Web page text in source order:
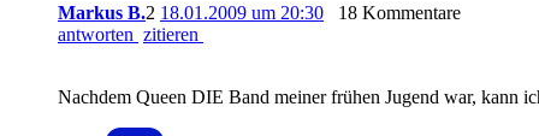
Markus B.2 18.01.2009 um 20:30
18 Kommentare
antworten zitieren
Nachdem Queen DIE Band meiner frühen Jugend war, kann